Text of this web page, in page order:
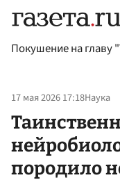
Покушение на главу
17 мая 2026 17:18Наука
породило